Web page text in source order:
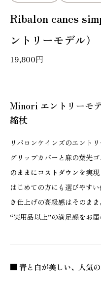
Ribalon canes
ントリーモデル）
19,800円
Minori エントリーモ
縮杖
リバロンケインズのエントリ
グリップカバーと麻の葉先ゴ
のままにコストダウンを実現
はじめての方にも選びやす
き仕上げの高級感はそのまま
“実用品以上”の満足感をお届
■ 青と白が美しい、人気